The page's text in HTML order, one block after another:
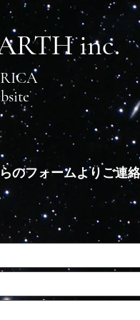
inc.
のフォームよりご連